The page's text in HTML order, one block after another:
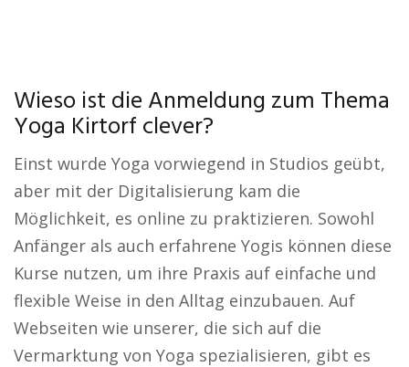
Wieso ist die Anmeldung zum Thema
Yoga Kirtorf clever?
Einst wurde Yoga vorwiegend in Studios geübt,
aber mit der Digitalisierung kam die
Möglichkeit, es online zu praktizieren. Sowohl
Anfänger als auch erfahrene Yogis können diese
Kurse nutzen, um ihre Praxis auf einfache und
flexible Weise in den Alltag einzubauen. Auf
Webseiten wie unserer, die sich auf die
Vermarktung von Yoga spezialisieren, gibt es